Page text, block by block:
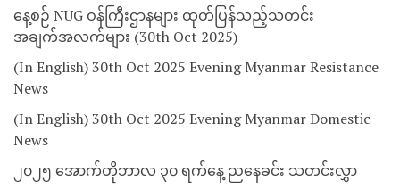
နေ့စဉ် NUG ဝန်ကြီးဌာနများ ထုတ်ပြန်သည့်သတင်း
အချက်အလက်များ (30th Oct 2025)
(In English) 30th Oct 2025 Evening Myanmar Resistance
News
(In English) 30th Oct 2025 Evening Myanmar Domestic
News
၂၀၂၅ အောက်တိုဘာလ ၃၀ ရက်နေ့ ညနေခင်း သတင်းလွှာ